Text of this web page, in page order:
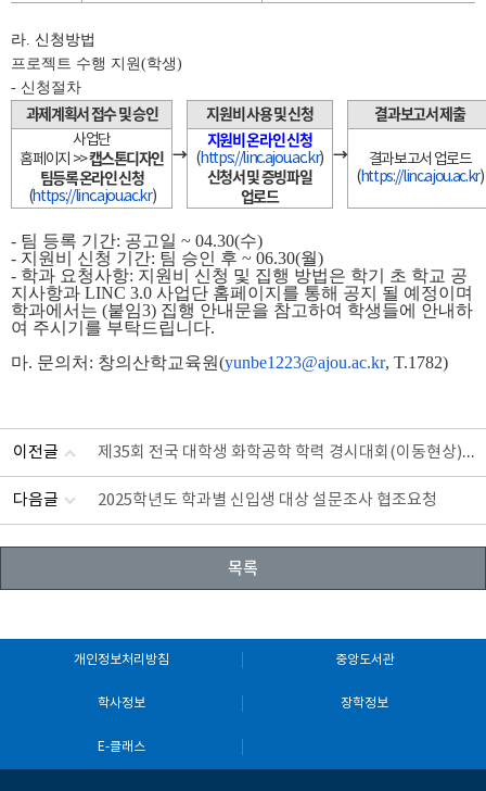
라. 신청방법
프로젝트 수행 지원(학생)
- 신청절차
과제계획서 접수 및 승인
→
지원비 사용 및 신청
→
결과보고서 제출
사업단
홈페이지 >>캡스톤디자인
팀등록 온라인 신청
(https://linc.ajou.ac.kr)
지원비 온라인 신청
(https://linc.ajou.ac.kr)
신청서 및 증빙파일
업로드
결과보고서 업로드
(https://linc.ajou.ac.kr)
- 팀 등록 기간: 공고일 ~ 04.30(수)
- 지원비 신청 기간: 팀 승인 후 ~ 06.30(월)
- 학과 요청사항: 지원비 신청 및 집행 방법은 학기 초 학교 공
지사항과 LINC 3.0 사업단 홈페이지를 통해 공지 될 예정이며
학과에서는 (붙임3) 집행 안내문을 참고하여 학생들에 안내하
여 주시기를 부탁드립니다.
마. 문의처: 창의산학교육원(yunbe1223@ajou.ac.kr, T.1782)
이전글 제35회 전국 대학생 화학공학 학력 경시대회(이동현상) 안
다음글 2025학년도 학과별 신입생 대상 설문조사 협조요청
목록
개인정보처리방침 중앙도서관
학사정보 장학정보
E-클래스